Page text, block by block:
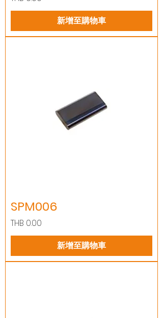
新增至購物車
SPM006
價格
THB 0.00
新增至購物車